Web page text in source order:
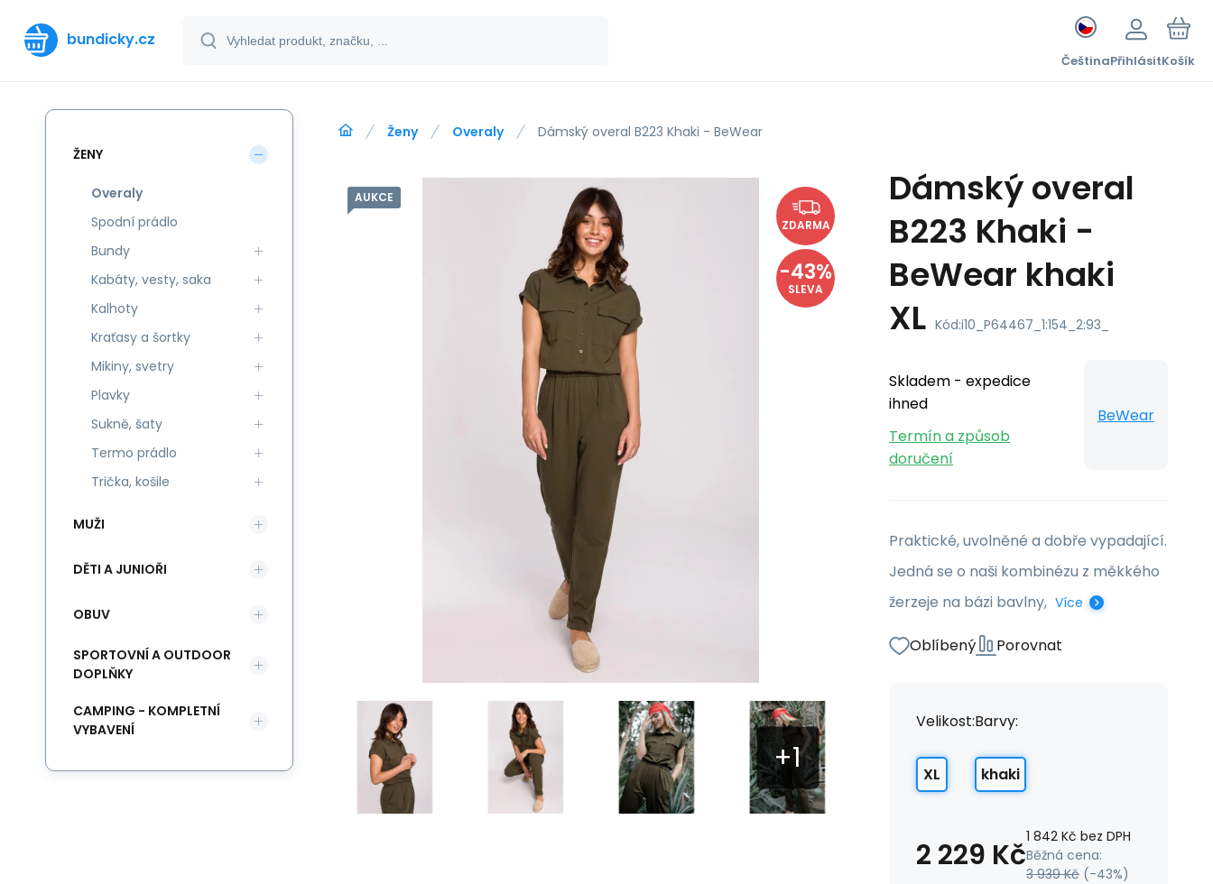
bundicky.cz
ČeštinaPřihlásitKošík
Ženy Overaly Dámský overal B223 Khaki - BeWear
AUKCE
ZDARMA
-43%
SLEVA
Dámský overal
B223 Khaki -
BeWear khaki
XL Kód:i10_P64467_1:154_2:93_
Skladem - expedice
ihned
Termín a způsob
doručení
BeWear
Praktické, uvolněné a dobře vypadající.
Jedná se o naši kombinézu z měkkého
žerzeje na bázi bavlny, Více
Oblíbený Porovnat
Velikost:
XL
Barvy:
khaki
2 229 Kč1 842 Kč bez DPH
Běžná cena:
3 939 Kč (-43%)
ŽENY
Overaly
Spodní prádlo
Bundy
Kabáty, vesty, saka
Kalhoty
Kraťasy a šortky
Mikiny, svetry
Plavky
Sukně, šaty
Termo prádlo
Trička, košile
MUŽI
DĚTI A JUNIOŘI
OBUV
SPORTOVNÍ A OUTDOOR
DOPLŇKY
CAMPING - KOMPLETNÍ
VYBAVENÍ